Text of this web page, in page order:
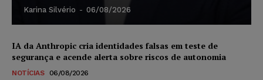
Karina Silvério - 06/08/2026
IA da Anthropic cria identidades falsas em teste de
segurança e acende alerta sobre riscos de autonomia
NOTÍCIAS 06/08/2026